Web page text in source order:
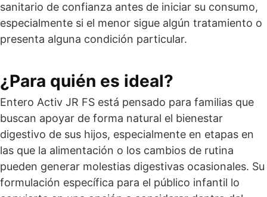
sanitario de confianza antes de iniciar su consumo,
especialmente si el menor sigue algún tratamiento o
presenta alguna condición particular.
¿Para quién es ideal?
Entero Activ JR FS está pensado para familias que
buscan apoyar de forma natural el bienestar
digestivo de sus hijos, especialmente en etapas en
las que la alimentación o los cambios de rutina
pueden generar molestias digestivas ocasionales. Su
formulación específica para el público infantil lo